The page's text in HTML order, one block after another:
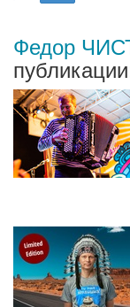
Федор